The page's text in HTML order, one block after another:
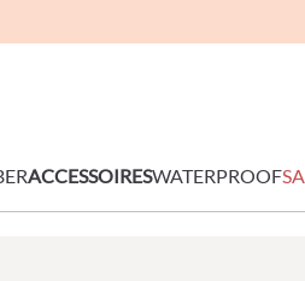
ACCESSOIRESWATERPROOF